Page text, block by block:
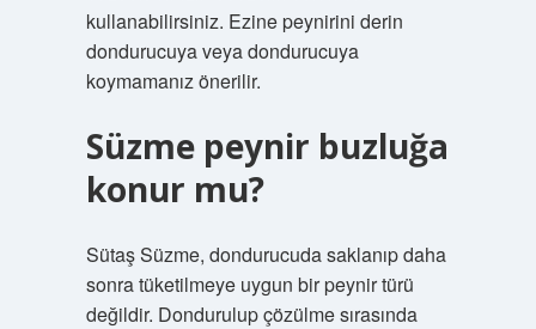
kullanabilirsiniz. Ezine peynirini derin
dondurucuya veya dondurucuya
koymamanız önerilir.
Süzme peynir buzluğa
konur mu?
Sütaş Süzme, dondurucuda saklanıp daha
sonra tüketilmeye uygun bir peynir türü
değildir. Dondurulup çözülme sırasında